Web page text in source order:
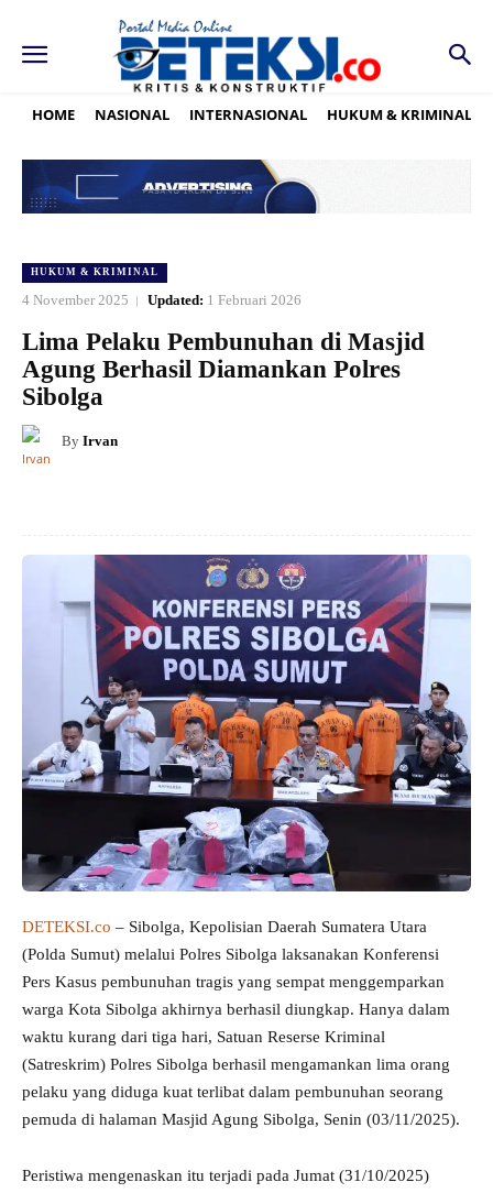
HOME NASIONAL INTERNASIONAL HUKUM & KRIMINAL
HUKUM & KRIMINAL
4 November 2025 Updated: 1 Februari 2026
Lima Pelaku Pembunuhan di Masjid
Agung Berhasil Diamankan Polres
Sibolga
By Irvan
DETEKSI.co – Sibolga, Kepolisian Daerah Sumatera Utara
(Polda Sumut) melalui Polres Sibolga laksanakan Konferensi
Pers Kasus pembunuhan tragis yang sempat menggemparkan
warga Kota Sibolga akhirnya berhasil diungkap. Hanya dalam
waktu kurang dari tiga hari, Satuan Reserse Kriminal
(Satreskrim) Polres Sibolga berhasil mengamankan lima orang
pelaku yang diduga kuat terlibat dalam pembunuhan seorang
pemuda di halaman Masjid Agung Sibolga, Senin (03/11/2025).
Peristiwa mengenaskan itu terjadi pada Jumat (31/10/2025)